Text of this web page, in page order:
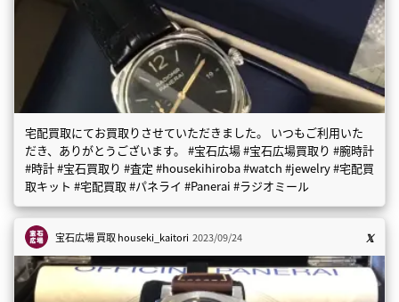
宅配買取にてお買取りさせていただきました。 いつもご利用いた
だき、ありがとうございます。 #宝石広場 #宝石広場買取り #腕時計
#時計 #宝石買取り #査定 #housekihiroba #watch #jewelry #宅配買
取キット #宅配買取 #パネライ #Panerai #ラジオミール
宝石広場 買取houseki_kaitori 2023/09/24